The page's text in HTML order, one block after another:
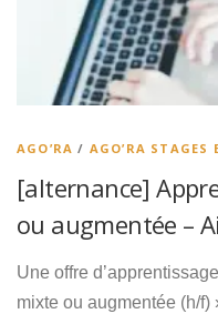
AGO’RA / AGO’RA STAGES
[alternance]
ou augmentée –
Une offre
mixte ou augmentée (h/f)